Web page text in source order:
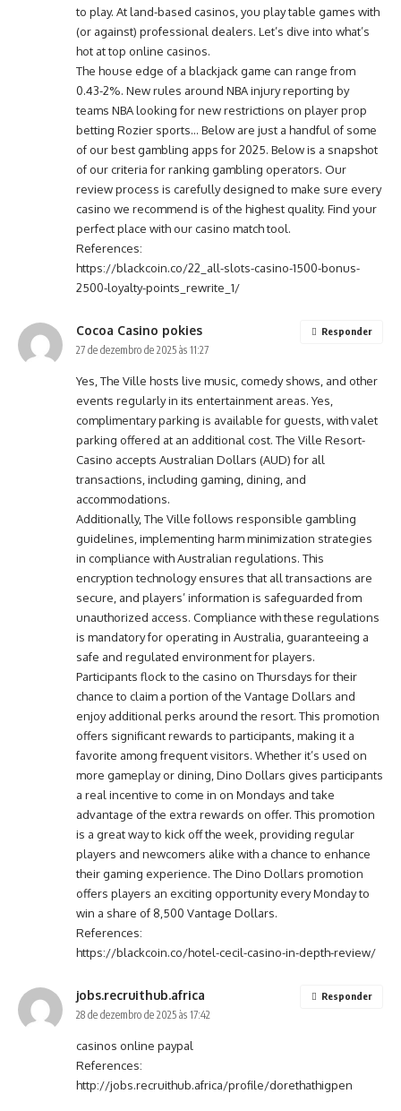
to play. At land-based casinos, you play table games with
(or against) professional dealers. Let’s dive into what’s
hot at top online casinos.
The house edge of a blackjack game can range from
0.43-2%. New rules around NBA injury reporting by
teams NBA looking for new restrictions on player prop
betting Rozier sports… Below are just a handful of some
of our best gambling apps for 2025. Below is a snapshot
of our criteria for ranking gambling operators. Our
review process is carefully designed to make sure every
casino we recommend is of the highest quality. Find your
perfect place with our casino match tool.
References:
https://blackcoin.co/22_all-slots-casino-1500-bonus-
2500-loyalty-points_rewrite_1/
Cocoa Casino pokies
27 de dezembro de 2025 às 11:27
Yes, The Ville hosts live music, comedy shows, and other
events regularly in its entertainment areas. Yes,
complimentary parking is available for guests, with valet
parking offered at an additional cost. The Ville Resort-
Casino accepts Australian Dollars (AUD) for all
transactions, including gaming, dining, and
accommodations.
Additionally, The Ville follows responsible gambling
guidelines, implementing harm minimization strategies
in compliance with Australian regulations. This
encryption technology ensures that all transactions are
secure, and players’ information is safeguarded from
unauthorized access. Compliance with these regulations
is mandatory for operating in Australia, guaranteeing a
safe and regulated environment for players.
Participants flock to the casino on Thursdays for their
chance to claim a portion of the Vantage Dollars and
enjoy additional perks around the resort. This promotion
offers significant rewards to participants, making it a
favorite among frequent visitors. Whether it’s used on
more gameplay or dining, Dino Dollars gives participants
a real incentive to come in on Mondays and take
advantage of the extra rewards on offer. This promotion
is a great way to kick off the week, providing regular
players and newcomers alike with a chance to enhance
their gaming experience. The Dino Dollars promotion
offers players an exciting opportunity every Monday to
win a share of 8,500 Vantage Dollars.
References:
https://blackcoin.co/hotel-cecil-casino-in-depth-review/
Responder
jobs.recruithub.africa
28 de dezembro de 2025 às 17:42
casinos online paypal
References:
http://jobs.recruithub.africa/profile/dorethathigpen
Responder